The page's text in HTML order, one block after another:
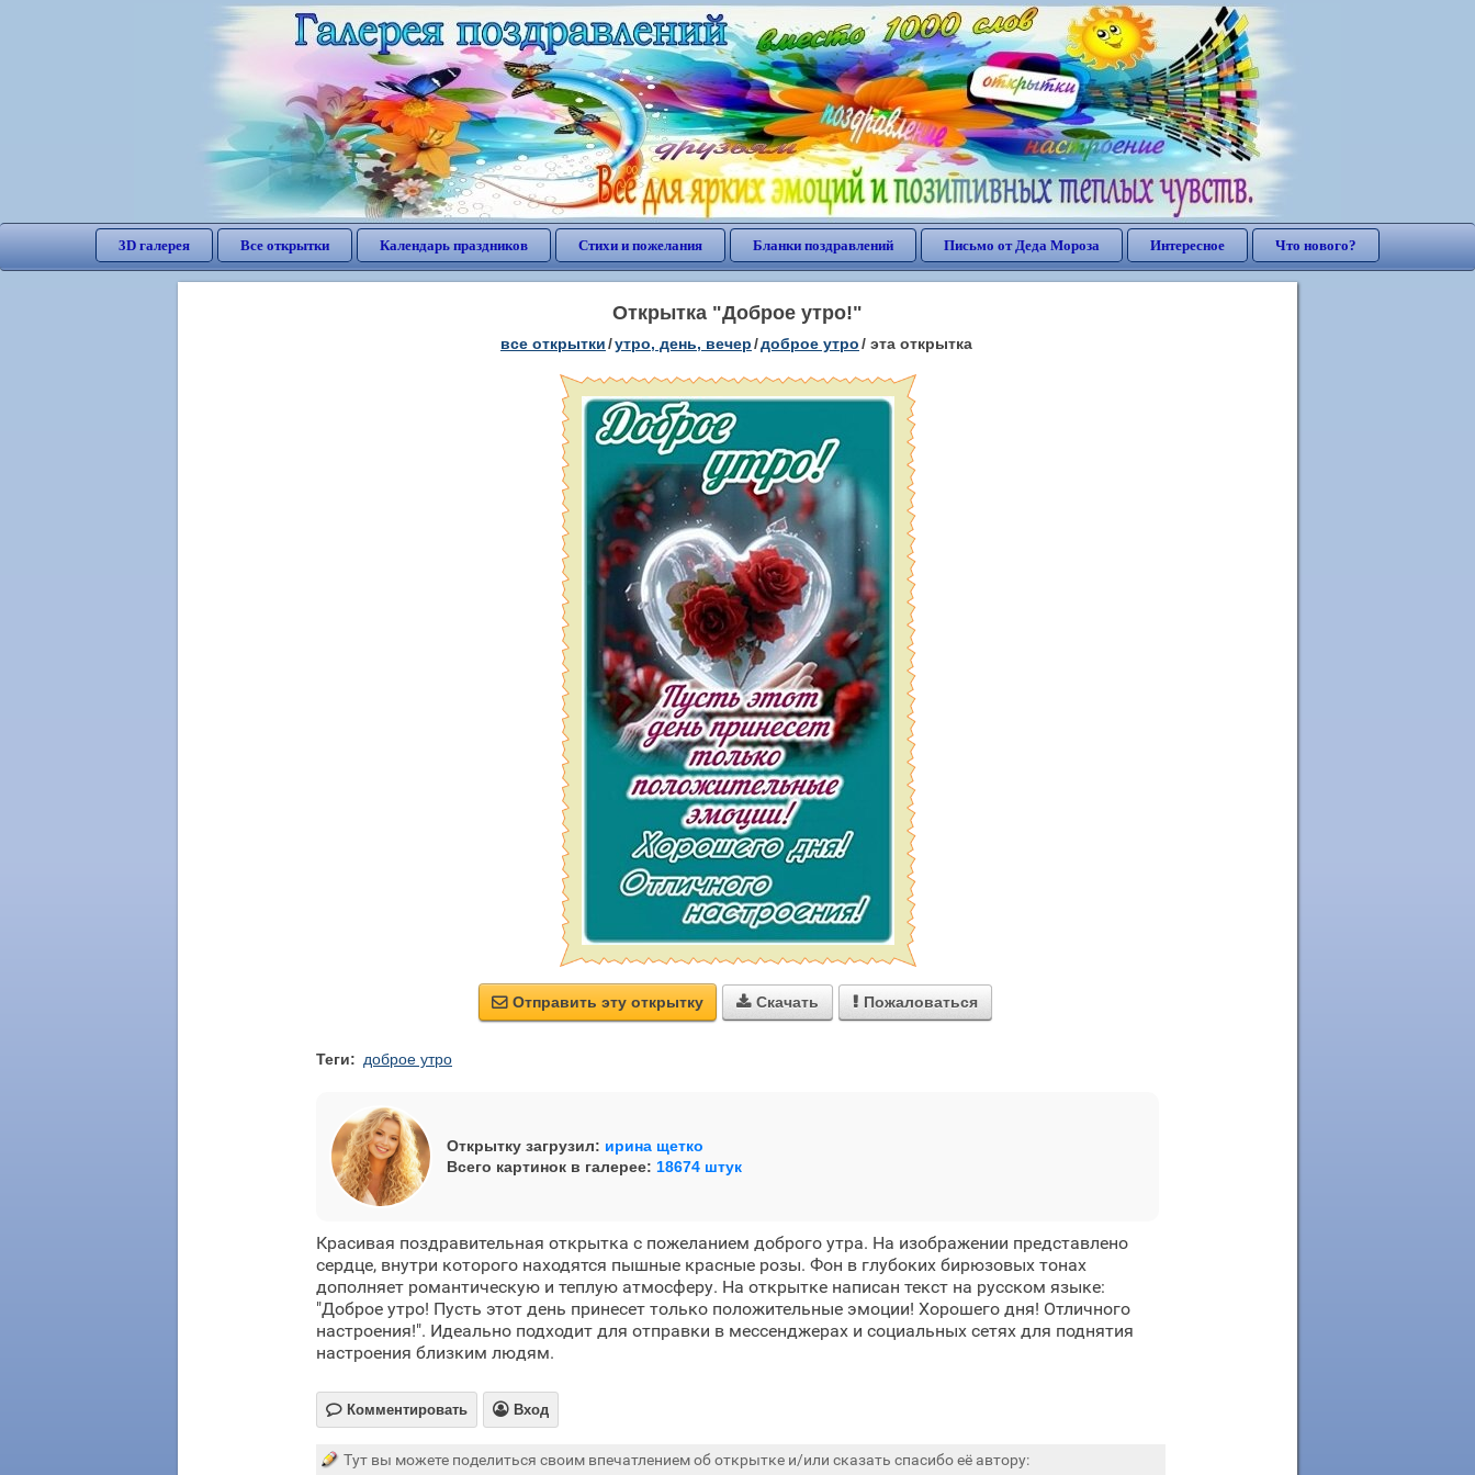
3D галерея Все открытки Календарь праздников Стихи и пожелания Бланки поздравлений Письмо от Деда Мороза Интересное Что нового?
Открытка "Доброе утро!"
все открытки/утро, день, вечер/доброе утро/ эта открытка
 Отправить эту открытку  Скачать  Пожаловаться
Теги: доброе утро
Открытку загрузил: ирина щетко
Всего картинок в галерее: 18674 штук
Красивая поздравительная открытка с пожеланием доброго утра. На изображении представлено
сердце, внутри которого находятся пышные красные розы. Фон в глубоких бирюзовых тонах
дополняет романтическую и теплую атмосферу. На открытке написан текст на русском языке:
"Доброе утро! Пусть этот день принесет только положительные эмоции! Хорошего дня! Отличного
настроения!". Идеально подходит для отправки в мессенджерах и социальных сетях для поднятия
настроения близким людям.
 Комментировать  Вход
Тут вы можете поделиться своим впечатлением об открытке и/или сказать спасибо её автору: